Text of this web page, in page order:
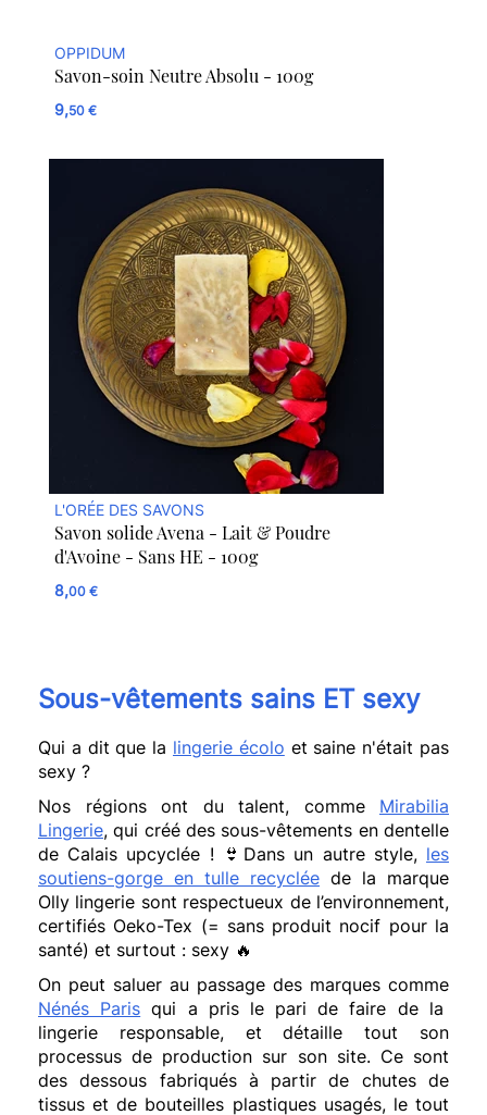
OPPIDUM
Savon-soin Neutre Absolu - 100g
9,50 €
L'ORÉE DES SAVONS
Savon solide Avena - Lait & Poudre
d'Avoine - Sans HE - 100g
8,00 €
Sous-vêtements sains ET sexy
Qui a dit que la lingerie écolo et saine n'était pas
sexy ?
Nos régions ont du talent, comme Mirabilia
Lingerie, qui créé des sous-vêtements en dentelle
de Calais upcyclée ! 👙 Dans un autre style, les
soutiens-gorge en tulle recyclée de la marque
Olly lingerie sont respectueux de l’environnement,
certifiés Oeko-Tex (= sans produit nocif pour la
santé) et surtout : sexy 🔥
On peut saluer au passage des marques comme
Nénés Paris qui a pris le pari de faire de la
lingerie responsable, et détaille tout son
processus de production sur son site. Ce sont
des dessous fabriqués à partir de chutes de
tissus et de bouteilles plastiques usagés, le tout